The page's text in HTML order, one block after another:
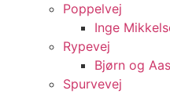
Poppelvej
Inge
Rypevej
Bjørn og
Spurvevej